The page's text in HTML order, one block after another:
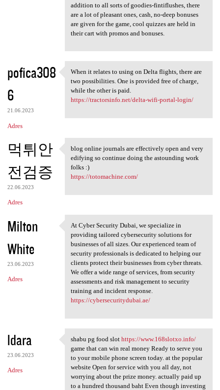
addition to all sorts of goodies-fintiflushes, there
are a lot of pleasant ones, cash, no-deep bonuses
are given for the game, cool quizzes are held in
their cart with promos and bonuses.
pofica308
6
21.06.2023
Adres
When it relates to using on
When it relates to using on Delta flights, there are
two possibilities. One is provided free of charge,
while the other is paid.
https://tractorsinfo.net/delta-wifi-portal-login/
먹튀안
전검증
22.06.2023
Adres
blog online journals are
blog online journals are effectively open and very
edifying so continue doing the astounding work
folks :)
https://totomachine.com/
Milton
White
23.06.2023
Adres
At Cyber Security Dubai, we
At Cyber Security Dubai, we specialize in
providing tailored cybersecurity solutions for
businesses of all sizes. Our experienced team of
security professionals is dedicated to helping our
clients protect their businesses from cyber threats.
We offer a wide range of services, from security
assessments and risk management to security
training and incident response.
https://cybersecuritydubai.ae/
ldara
23.06.2023
Adres
shabu pg food slot https:/
shabu pg food slot https://www.168slotxo.info/
game that can win real money Ready to serve you
to your mobile phone screen today. at the popular
website Open for service with you all day, not
worrying about the prize money. actually paid up
to a hundred thousand baht Even though investing